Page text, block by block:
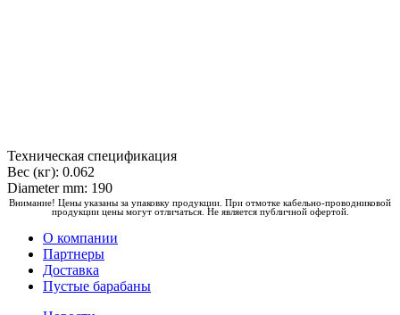
Техническая спецификация
Вес (кг): 0.062
Diameter mm: 190
Внимание! Цены указаны за упаковку продукции. При отмотке кабельно-проводниковой
продукции цены могут отличаться. Не является публичной офертой.
О компании
Партнеры
Доставка
Пустые барабаны